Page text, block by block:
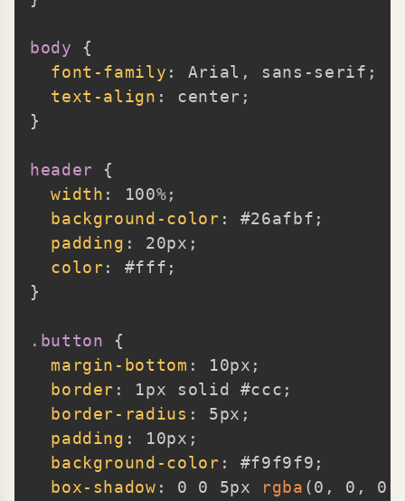
body
{
font-family : Arial , sans-serif ;
text-align : center ;
}
header
{
width : 100%;
background-color : #26afbf ;
padding : 20px ;
color: #fff ;
}
.button
{
margin-bottom : 10px ;
border : 1px solid #ccc ;
border-radius : 5px ;
padding : 10px ;
background-color : #f9f9f9 ;
box-shadow : 0 0 5px rgba (0 , 0 , 0